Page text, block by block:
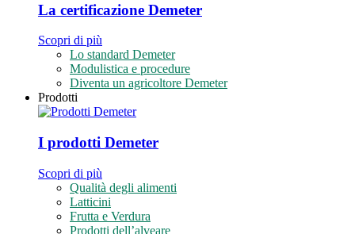
La certificazione Demeter
Scopri di più
Lo standard Demeter
Modulistica e procedure
Diventa un agricoltore Demeter
Prodotti
I prodotti Demeter
Scopri di più
Qualità degli alimenti
Latticini
Frutta e Verdura
Prodotti dell’alveare